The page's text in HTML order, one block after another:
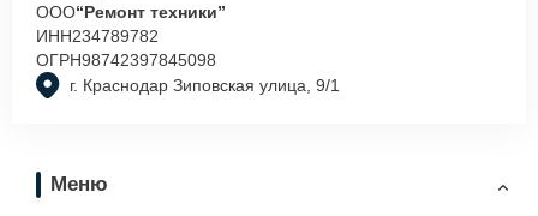
г. Краснодар Зиповская улица, 9/1
ООО“Ремонт техники”
ИНН234789782
ОГРН98742397845098
Меню